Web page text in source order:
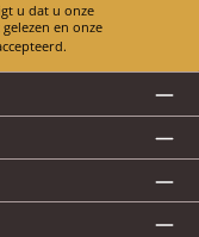
Door doorgaan te selecteren, bevestigt u dat u onze
hebt gelezen en onze